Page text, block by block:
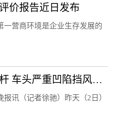
价报告近日发布
一营商环境是企业生存发展的
凌晨一小货车撞断电线杆 车头严重凹陷挡风玻璃粉碎
讯（记者徐驰）昨天（2日）